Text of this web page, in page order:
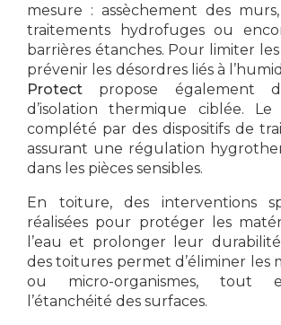
mesure : assèchement des
traitements hydrofuges ou
barrières étanches. Pour limiter
prévenir les désordres liés à
Protect propose également
d’isolation thermique ciblée.
complété par des dispositifs de
assurant une régulation
dans les pièces sensibles.
En toiture, des interventions
réalisées pour protéger les
l’eau et prolonger leur
des toitures permet d’éliminer les
ou micro-organismes, tout
l’étanchéité des surfaces.